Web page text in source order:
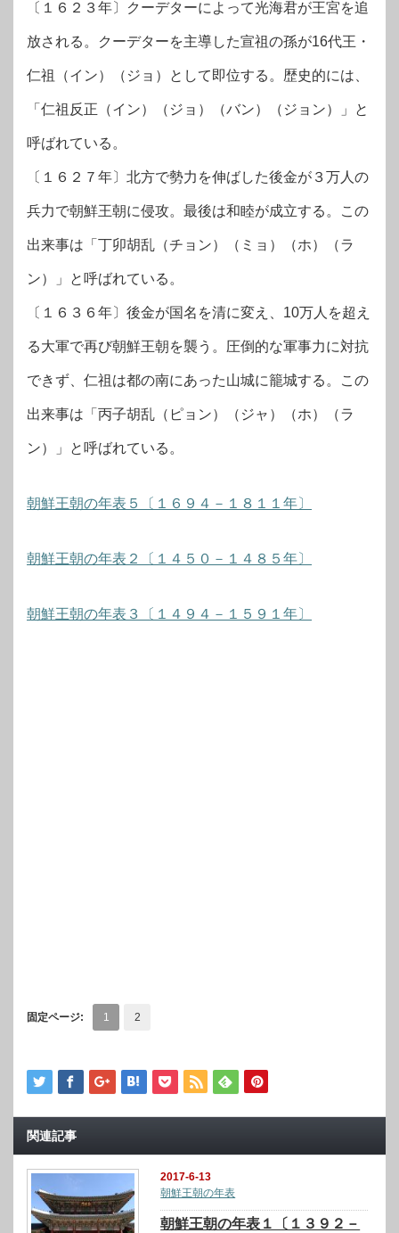
〔１６２３年〕クーデターによって光海君が王宮を追
放される。クーデターを主導した宣祖の孫が16代王・
仁祖（イン）（ジョ）として即位する。歴史的には、
「仁祖反正（イン）（ジョ）（バン）（ジョン）」と
呼ばれている。
〔１６２７年〕北方で勢力を伸ばした後金が３万人の
兵力で朝鮮王朝に侵攻。最後は和睦が成立する。この
出来事は「丁卯胡乱（チョン）（ミョ）（ホ）（ラ
ン）」と呼ばれている。
〔１６３６年〕後金が国名を清に変え、10万人を超え
る大軍で再び朝鮮王朝を襲う。圧倒的な軍事力に対抗
できず、仁祖は都の南にあった山城に籠城する。この
出来事は「丙子胡乱（ピョン）（ジャ）（ホ）（ラ
ン）」と呼ばれている。
朝鮮王朝の年表５〔１６９４－１８１１年〕
朝鮮王朝の年表２〔１４５０－１４８５年〕
朝鮮王朝の年表３〔１４９４－１５９１年〕
固定ページ: 1 2
関連記事
2017-6-13
朝鮮王朝の年表
朝鮮王朝の年表１〔１３９２－